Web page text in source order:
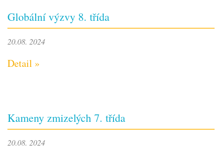
Fotogalerie
Kontakt
Globální výzvy 8. třída
20.08. 2024
Detail »
Kameny zmizelých 7. třída
20.08. 2024